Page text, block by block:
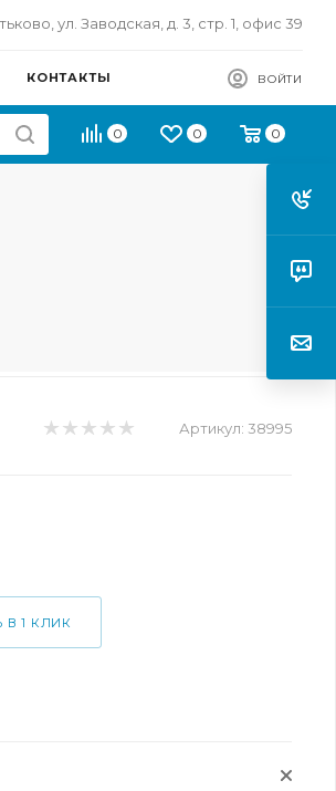
ул. Заводская, д. 3, стр. 1, офис 39
КОНТАКТЫ ВОЙТИ
0 0 0
Артикул: 38995
В 1 КЛИК